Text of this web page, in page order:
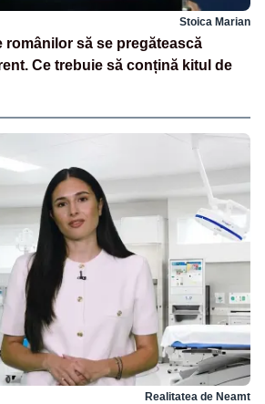
Stoica Marian
românilor să se pregătească
Ce trebuie să conțină kitul de
Realitatea de Neamt